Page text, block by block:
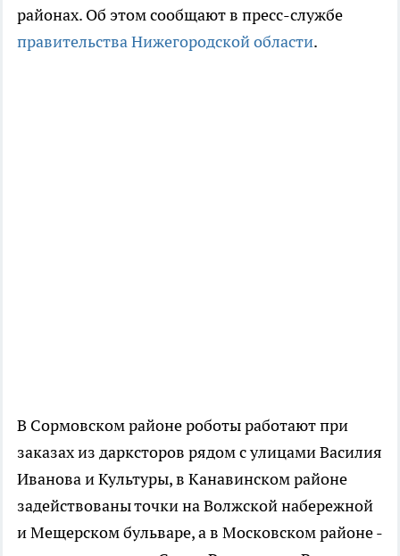
районах. Об этом сообщают в пресс-службе
правительства Нижегородской области.
В Сормовском районе роботы работают при
заказах из дарксторов рядом с улицами Василия
Иванова и Культуры, в Канавинском районе
задействованы точки на Волжской набережной
и Мещерском бульваре, а в Московском районе -